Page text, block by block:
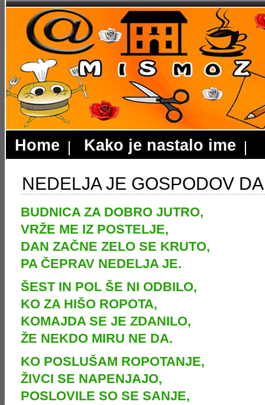
Home Kako je nastalo ime
NEDELJA JE GOSPODOV
BUDNICA ZA DOBRO JUTRO,
VRŽE ME IZ POSTELJE,
DAN ZAČNE ZELO SE KRUTO,
PA ČEPRAV NEDELJA JE.
ŠEST IN POL ŠE NI ODBILO,
KO ZA HIŠO ROPOTA,
KOMAJDA SE JE ZDANILO,
ŽE NEKDO MIRU NE DA.
KO POSLUŠAM ROPOTANJE,
ŽIVCI SE NAPENJAJO,
POSLOVILE SO SE SANJE,